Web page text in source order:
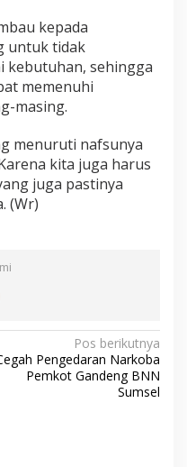
kepada
untuk tidak
kebutuhan, sehingga
memenuhi
masing.
menuruti nafsunya
kita juga harus
juga pastinya
(Wr)
Pos berikutnya
Pengedaran Narkoba
Pemkot Gandeng BNN
Sumsel